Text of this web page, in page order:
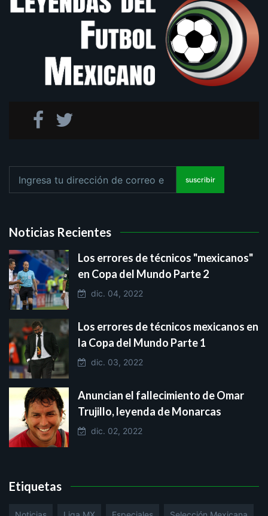
suscribir
Noticias Recientes
Los errores de técnicos "mexicanos"
en Copa del Mundo Parte 2
dic. 04, 2022
Los errores de técnicos mexicanos en
la Copa del Mundo Parte 1
dic. 03, 2022
Anuncian el fallecimiento de Omar
Trujillo, leyenda de Monarcas
dic. 02, 2022
Etiquetas